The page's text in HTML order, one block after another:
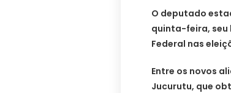
O deputado
quinta-feira, seu
Federal nas
Entre os novos
Jucurutu, que